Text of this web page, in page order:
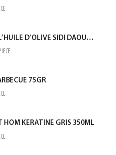
THON ENTIER A L’HUILE D’OLIVE SIDI DAOUD 950G
PIECE
75GR
HOM KERATINE GRIS 350ML